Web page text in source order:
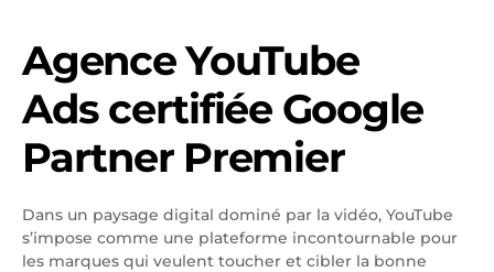
Agence YouTube
Ads certifiée Google
Partner Premier
Dans un paysage digital dominé par la vidéo, YouTube
s’impose comme une plateforme incontournable pour
les marques qui veulent toucher et cibler la bonne